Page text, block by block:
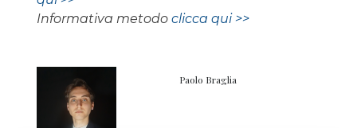
Informativa metodo clicca qui >>
Paolo Braglia